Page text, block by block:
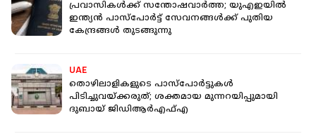
പ്രവാസികൾക്ക് സന്തോഷവാർ‌ത്ത; യുഎഇയിൽ
ഇന്ത്യൻ പാസ്‌പോർട്ട് സേവനങ്ങൾക്ക് പുതിയ
കേന്ദ്രങ്ങൾ തുടങ്ങുന്നു
UAE
തൊഴിലാളികളുടെ പാസ്പോർട്ടുകൾ
പിടിച്ചുവയ്ക്കരുത്; ശക്തമായ മുന്നറയിപ്പുമായി
ദുബായ് ജിഡിആർഎഫ്എ